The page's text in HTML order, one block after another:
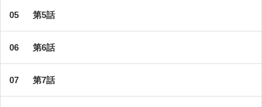
第5話
第6話
第7話